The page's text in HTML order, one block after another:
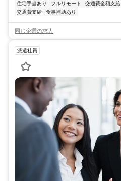
住宅手当あり
フルリモート 交通費全額支給
交通費支給
食事補助あり
同じ企業の求人
派遣社員